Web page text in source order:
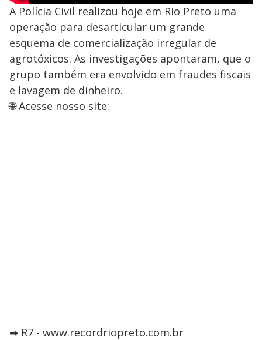
A Polícia Civil realizou hoje em Rio Preto uma
operação para desarticular um grande
esquema de comercialização irregular de
agrotóxicos. As investigações apontaram, que o
grupo também era envolvido em fraudes fiscais
e lavagem de dinheiro.
🌐 Acesse nosso site:
➡ R7 - www.recordriopreto.com.br